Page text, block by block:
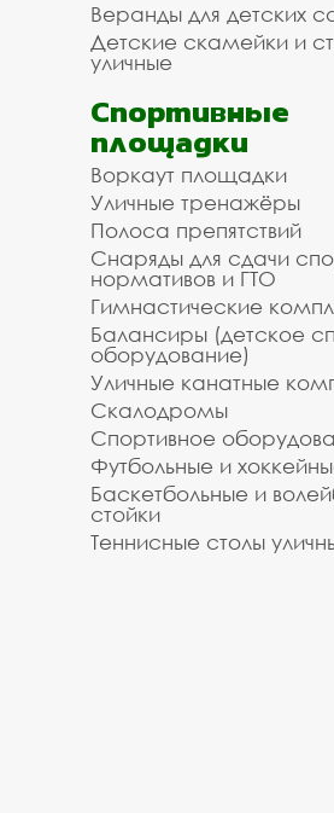
Веранды для детских
Детские скамейки и
уличные
Спортивные
площадки
Воркаут площадки
Уличные тренажёры
Полоса препятствий
Снаряды для сдачи
нормативов и ГТО
Гимнастические
Балансиры (детское
оборудование)
Уличные канатные
Скалодромы
Спортивное
Футбольные и
Баскетбольные и
стойки
Теннисные столы